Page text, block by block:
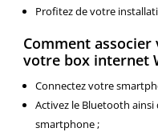
Profitez de votre
Comment
votre box internet
Connectez votre
Activez le Bluetooth ainsi
smartphone ;